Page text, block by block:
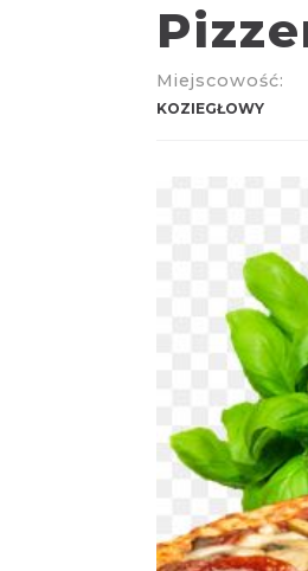
Miejscowość:
KOZIEGŁOWY